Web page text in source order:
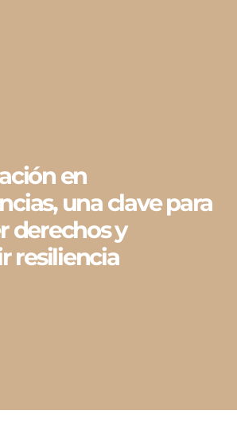
en
una clave para
derechos y
resiliencia